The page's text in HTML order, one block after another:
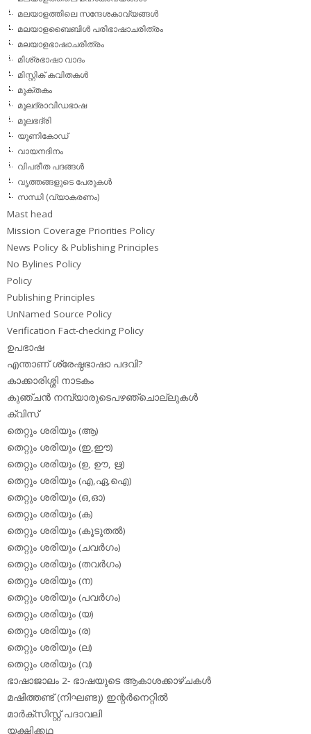
മലയാളത്തിലെ സന്ദേശകാവ്യങ്ങള്‍
മലയാളബൈബിള്‍ പരിഭാഷാചരിത്രം
മലയാളഭാഷാചരിത്രം
മിശ്രഭാഷാ വാദം
മിസ്റ്റിക് കവിതകള്‍
മുക്തകം
മൂലദ്രാവിഡഭാഷ
മൂലഭദ്രി
യൂണികോഡ്
വായനദിനം
വിപരീത പദങ്ങള്‍
വൃത്തങ്ങളുടെ പേരുകള്‍
സന്ധി (വ്യാകരണം)
Mast head
Mission Coverage Priorities Policy
News Policy & Publishing Principles
No Bylines Policy
Policy
Publishing Principles
UnNamed Source Policy
Verification Fact-checking Policy
ഉപഭാഷ
എന്താണ് ശ്രേഷ്ഠഭാഷാ പദവി?
കാക്കാരിശ്ശി നാടകം
കുഞ്ചന്‍ നമ്പ്യാരുടെപഴഞ്ചൊല്ലുകള്‍
ക്വിസ്
തെറ്റും ശരിയും (ആ)
തെറ്റും ശരിയും (ഇ,ഈ)
തെറ്റും ശരിയും (ഉ, ഊ, ഋ)
തെറ്റും ശരിയും (എ,ഏ,ഐ)
തെറ്റും ശരിയും (ഒ,ഓ)
തെറ്റും ശരിയും (ക)
തെറ്റും ശരിയും (കൂടുതല്‍)
തെറ്റും ശരിയും (ചവര്‍ഗം)
തെറ്റും ശരിയും (തവര്‍ഗം)
തെറ്റും ശരിയും (ന)
തെറ്റും ശരിയും (പവര്‍ഗം)
തെറ്റും ശരിയും (യ)
തെറ്റും ശരിയും (ര)
തെറ്റും ശരിയും (ല)
തെറ്റും ശരിയും (വ)
ഭാഷാജാലം 2- ഭാഷയുടെ ആകാശക്കാഴ്ചകള്‍
മഷിത്തണ്ട് (നിഘണ്ടു) ഇന്റര്‍നെറ്റില്‍
മാര്‍ക്‌സിസ്റ്റ് പദാവലി
യക്ഷിക്കഥ